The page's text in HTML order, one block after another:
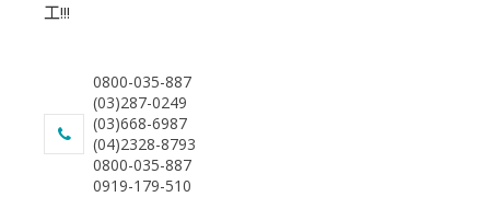
工!!!
0800-035-887
(03)287-0249
(03)668-6987
(04)2328-8793
0800-035-887
0919-179-510